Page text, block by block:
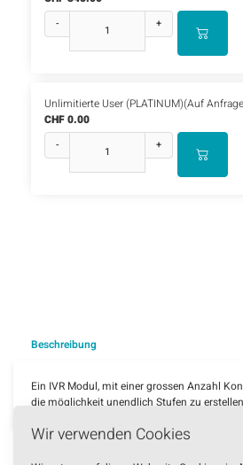
Wir verwenden Cookies
- +
Unlimitierte User (PLATINUM)(Auf
CHF 0.00
- +
Beschreibung
Ein IVR Modul, mit einer grossen Anzahl
die möglichkeit unendlich Stufen zu erstellen